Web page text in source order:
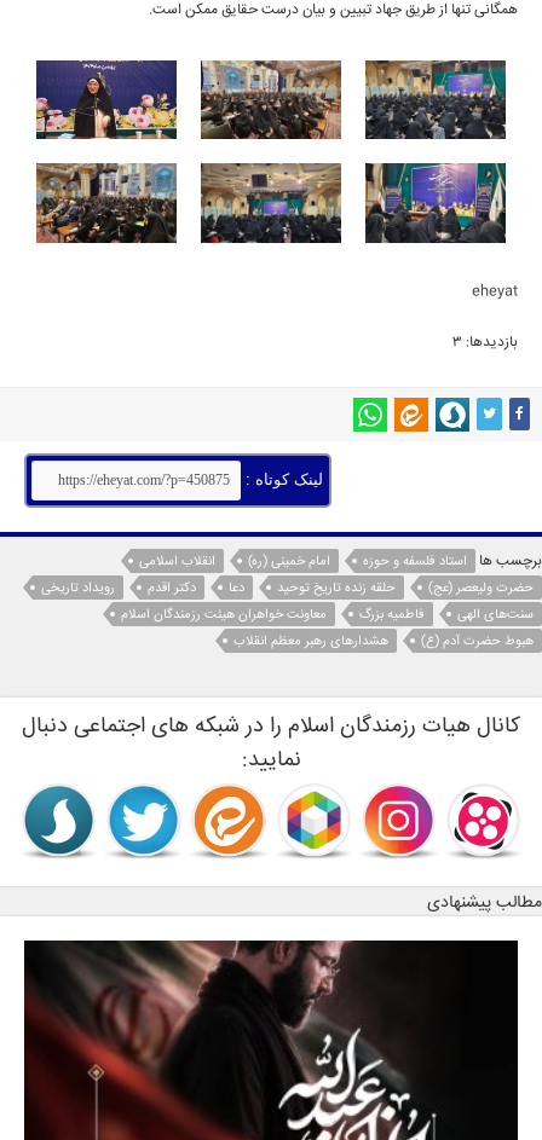
همگانی تنها از طریق جهاد تبیین و بیان درست حقایق ممکن است.
eheyat
بازدیدها: 3
لینک کوتاه :
برچسب ها استاد فلسفه و حوزه امام خمینی (ره)
انقلاب اسلامی
حضرت ولیعصر (عج)
حلقه زنده تاریخ توحید دعا دکتر اقدم
رویداد تاریخی
سنت‌های الهی
فاطمیه بزرگ
معاونت خواهران هیئت رزمندگان اسلام
هبوط حضرت آدم (ع)
هشدارهای رهبر معظم انقلاب
کانال هیات رزمندگان اسلام را در شبکه های اجتماعی دنبال
نمایید:
مطالب پیشنهادی